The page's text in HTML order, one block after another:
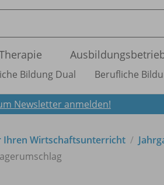
Bildung Dual Berufliche
Newsletter anmelden!
Ihren Wirtschaftsunterricht